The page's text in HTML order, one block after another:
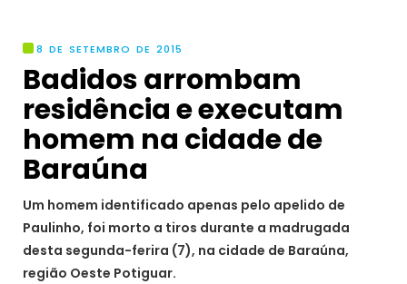
8 DE SETEMBRO DE 2015
Badidos arrombam
residência e executam
homem na cidade de
Baraúna
Um homem identificado apenas pelo apelido de
Paulinho, foi morto a tiros durante a madrugada
desta segunda-ferira (7), na cidade de Baraúna,
região Oeste Potiguar.